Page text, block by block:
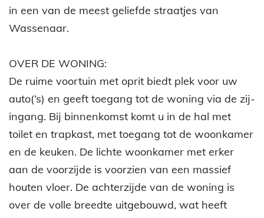
in een van de meest geliefde straatjes van
Wassenaar.
OVER DE WONING:
De ruime voortuin met oprit biedt plek voor uw
auto(‘s) en geeft toegang tot de woning via de zij-
ingang. Bij binnenkomst komt u in de hal met
toilet en trapkast, met toegang tot de woonkamer
en de keuken. De lichte woonkamer met erker
aan de voorzijde is voorzien van een massief
houten vloer. De achterzijde van de woning is
over de volle breedte uitgebouwd, wat heeft